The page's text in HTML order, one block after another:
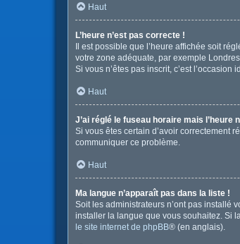
Haut
L’heure n’est pas correcte !
Il est possible que l’heure affichée soit
votre zone adéquate, par exemple
Si vous n’êtes pas inscrit, c’est l’occasion
Haut
J’ai réglé le fuseau horaire mais l’heure
Si vous êtes certain d’avoir correctement
communiquer ce problème.
Haut
Ma langue n’apparaît pas dans la liste !
Soit les administrateurs n’ont pas installé
installer la langue que vous souhaitez. Si
le site internet de phpBB® (en anglais).